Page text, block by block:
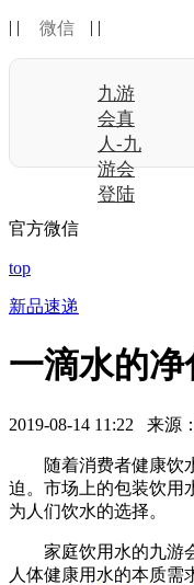
| | 微信 | |
九游
会真
人-九
游会
登陆
官方微信
top
新品速递
一滴水的
2019-08-14 11:22 来源
随着消费者健康饮水
迫。市场上的包装饮用
为人们饮水的选择。
家庭饮用水的九游会
人体健康用水的本质需